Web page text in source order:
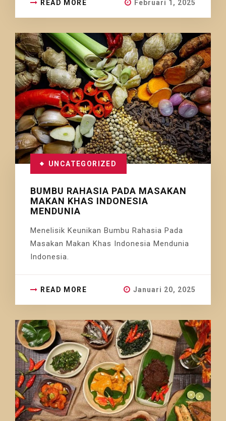
READ MORE Februari 1, 2025
UNCATEGORIZED
BUMBU RAHASIA PADA MASAKAN
MAKAN KHAS INDONESIA
MENDUNIA
Menelisik Keunikan Bumbu Rahasia Pada
Masakan Makan Khas Indonesia Mendunia
Indonesia.
READ MORE Januari 20, 2025